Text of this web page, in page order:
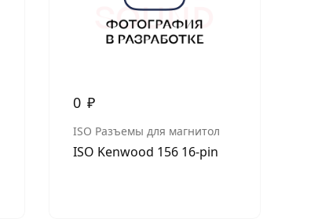
0 ₽
ISO Разъемы для магнитол
ISO Kenwood 156 16-pin